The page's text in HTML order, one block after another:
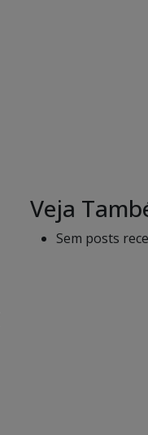
Veja
Sem posts